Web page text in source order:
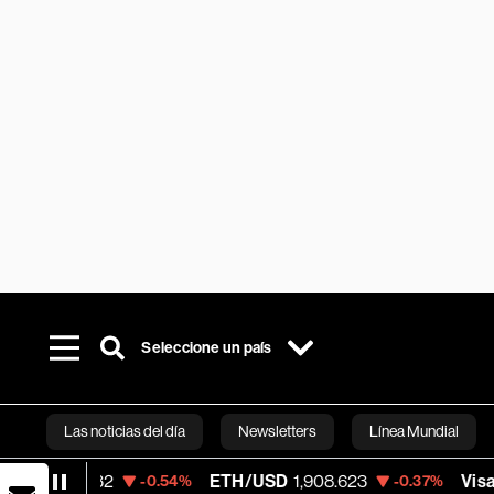
Seleccione un país
Las noticias del día Newsletters Línea Mundial
Bloomberg
ETH/USD 1,908.623 -0.37% Visa 369.51